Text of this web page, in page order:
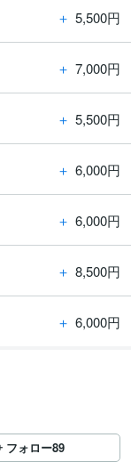
＋ 5,500円
＋ 7,000円
＋ 5,500円
＋ 6,000円
＋ 6,000円
＋ 8,500円
＋ 6,000円
フォロー89